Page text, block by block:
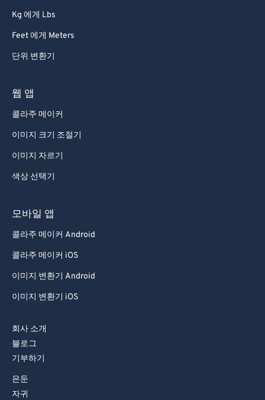
Kg 에게 Lbs
Feet 에게 Meters
단위 변환기
웹 앱
콜라주 메이커
이미지 크기 조절기
이미지 자르기
색상 선택기
모바일 앱
콜라주 메이커 Android
콜라주 메이커 iOS
이미지 변환기 Android
이미지 변환기 iOS
회사 소개
블로그
기부하기
은둔
자귀